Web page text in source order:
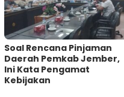
‎Soal Rencana Pinjaman
Daerah Pemkab Jember,
Ini Kata Pengamat
Kebijakan ‎